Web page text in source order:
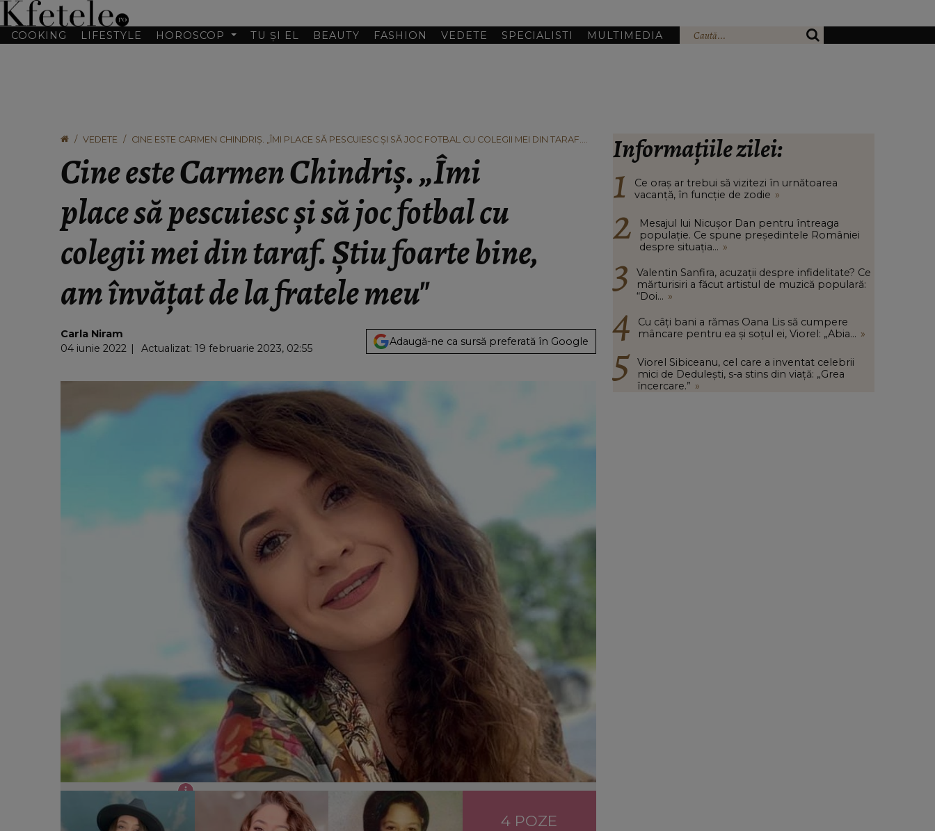
COOKING LIFESTYLE HOROSCOP TU ȘI EL BEAUTY FASHION VEDETE SPECIALISTI MULTIMEDIA
VEDETE
CINE ESTE CARMEN CHINDRIȘ. „ÎMI PLACE SĂ PESCUIESC ȘI SĂ JOC FOTBAL CU COLEGII MEI DIN TARAF.
Cine este Carmen Chindriș. „Îmi
place să pescuiesc și să joc fotbal cu
colegii mei din taraf. Știu foarte bine,
am învățat de la fratele meu"
Carla Niram
04 iunie 2022
Actualizat: 19 februarie 2023, 02:55
Adaugă-ne ca sursă preferată în Google
Cine este Carmen Chindris
4 POZE
Informațiile zilei:
Ce oraș ar trebui să vizitezi în urnătoarea
vacanță, în funcție de zodie »
Mesajul lui Nicușor Dan pentru întreaga
populație. Ce spune președintele României
despre situația... »
Valentin Sanfira, acuzații despre infidelitate? Ce
mărturisiri a făcut artistul de muzică populară:
“Doi... »
Cu câți bani a rămas Oana Lis să cumpere
mâncare pentru ea și soțul ei, Viorel: „Abia... »
Viorel Sibiceanu, cel care a inventat celebrii
mici de Dedulești, s-a stins din viață: „Grea
încercare.” »